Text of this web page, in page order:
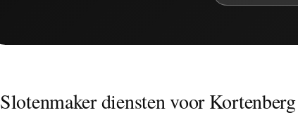
Slotenmaker diensten voor Kortenberg